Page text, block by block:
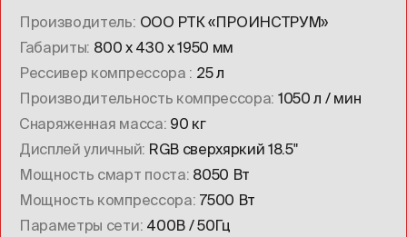
Производитель ООО РТК «ПРОИНСТРУМ»
Габариты 800 х 430 х 1950 мм
Рессивер компрессора
25 л
Производительность компрессора 1050 л / мин
Снаряженная масса 90 кг
Дисплей уличный RGB сверхяркий 18.5"
Мощность смарт поста 8050 Вт
Мощность компрессора 7500 Вт
Параметры сети 400В / 50Гц